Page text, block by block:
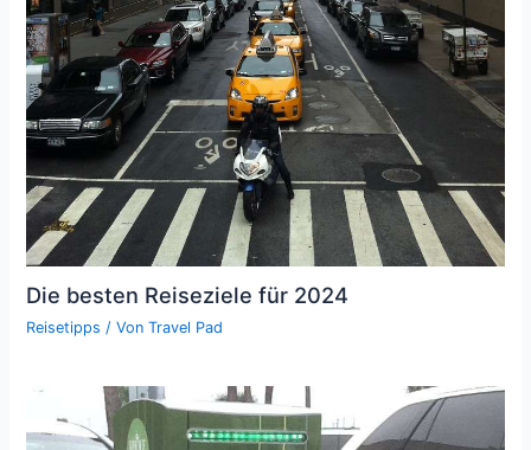
Die besten Reiseziele für 2024
Reisetipps / VonTravel Pad